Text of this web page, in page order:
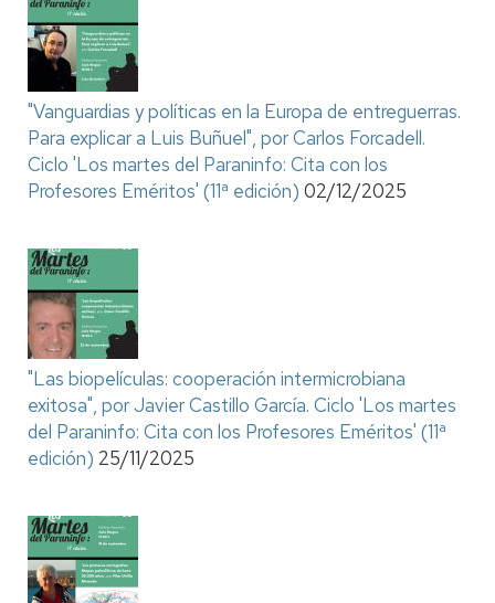
"Vanguardias y políticas en la Europa de entreguerras.
Para explicar a Luis Buñuel", por Carlos Forcadell.
Ciclo 'Los martes del Paraninfo: Cita con los
Profesores Eméritos' (11ª edición) 02/12/2025
"Las biopelículas: cooperación intermicrobiana
exitosa", por Javier Castillo García. Ciclo 'Los martes
del Paraninfo: Cita con los Profesores Eméritos' (11ª
edición) 25/11/2025